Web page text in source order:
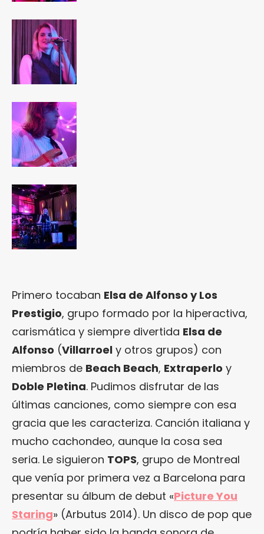
Primero tocaban Elsa de Alfonso y Los
Prestigio, grupo formado por la hiperactiva,
carismática y siempre divertida Elsa de
Alfonso (Villarroel y otros grupos) con
miembros de Beach Beach, Extraperlo y
Doble Pletina. Pudimos disfrutar de las
últimas canciones, como siempre con esa
gracia que les caracteriza. Canción italiana y
mucho cachondeo, aunque la cosa sea
seria. Le siguieron TOPS, grupo de Montreal
que venía por primera vez a Barcelona para
presentar su álbum de debut «Picture You
Staring» (Arbutus 2014). Un disco de pop que